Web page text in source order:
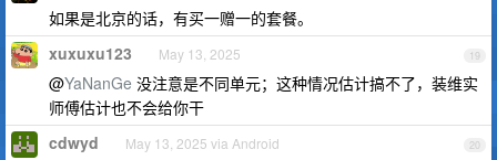
如果是北京的话，有买一赠一的套餐。
19
xuxuxu123 May 13, 2025
@YaNanGe 没注意是不同单元；这种情况估计搞不了，装维实
师傅估计也不会给你干
20
cdwyd May 13, 2025 via Android